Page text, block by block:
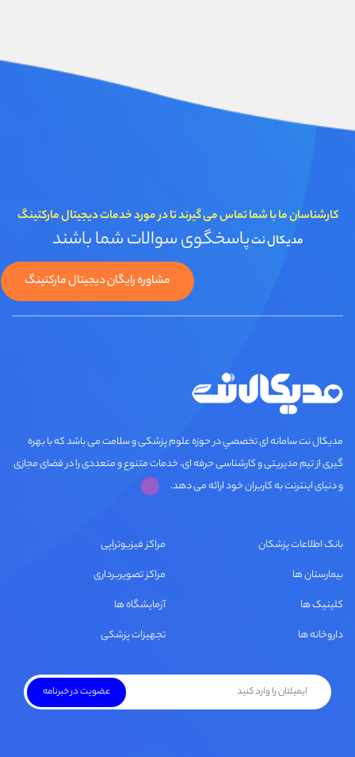
کارشناسان ما با شما تماس می گیرند تا در مورد خدمات دیجیتال مارکتینگ
مدیکال نتپاسخگوی سوالات شما باشند
مشاوره رایگان دیجیتال مارکتینگ
مديكال نت سامانه ای تخصصي در حوزه علوم پزشکی و سلامت می باشد که با بهره
گیری از تیم مدیریتی و کارشناسی حرفه ای، خدمات متنوع و متعددی را در فضای مجازی
و دنیای اینترنت به کاربران خود ارائه می دهد.
بانک اطلاعات پزشکان
بیمارستان ها
کلینیک ها
داروخانه ها
مراکز فیزیوتراپی
مراکز تصویربرداری
آزمایشگاه ها
تجهیزات پزشکی